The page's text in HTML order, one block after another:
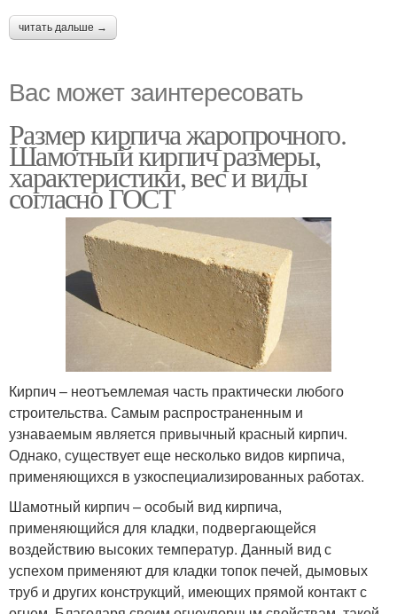
читать дальше →
Вас может заинтересовать
Размер кирпича жаропрочного.
Шамотный кирпич размеры,
характеристики, вес и виды
согласно ГОСТ
Кирпич – неотъемлемая часть практически любого
строительства. Самым распространенным и
узнаваемым является привычный красный кирпич.
Однако, существует еще несколько видов кирпича,
применяющихся в узкоспециализированных работах.
Шамотный кирпич – особый вид кирпича,
применяющийся для кладки, подвергающейся
воздействию высоких температур. Данный вид с
успехом применяют для кладки топок печей, дымовых
труб и других конструкций, имеющих прямой контакт с